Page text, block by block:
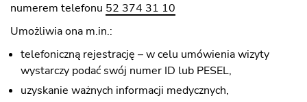
numerem telefonu 52 374 31 10
Umożliwia ona m.in.:
telefoniczną rejestrację – w celu umówienia wizyty
wystarczy podać swój numer ID lub PESEL,
uzyskanie ważnych informacji medycznych,